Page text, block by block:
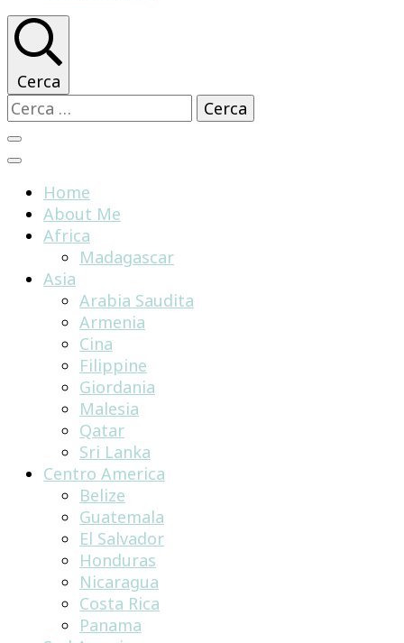
Cerca
Ricerca
per:
Home
About Me
Africa
Madagascar
Asia
Arabia Saudita
Armenia
Cina
Filippine
Giordania
Malesia
Qatar
Sri Lanka
Centro America
Belize
Guatemala
El Salvador
Honduras
Nicaragua
Costa Rica
Panama